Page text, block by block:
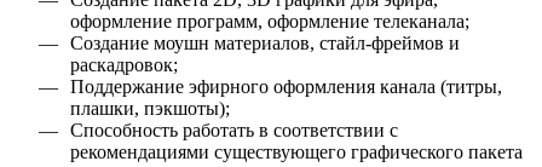
оформление программ, оформление телеканала;
Создание моушн материалов, стайл-фреймов и
раскадровок;
Поддержание эфирного оформления канала (титры,
плашки, пэкшоты);
Способность работать в соответствии с
рекомендациями существующего графического пакета